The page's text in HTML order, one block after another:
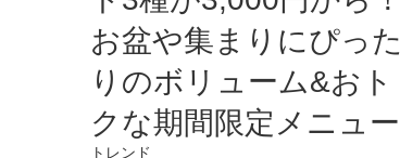
お盆や集まりにぴった
りのボリューム&おト
クな期間限定メニュー
トレンド